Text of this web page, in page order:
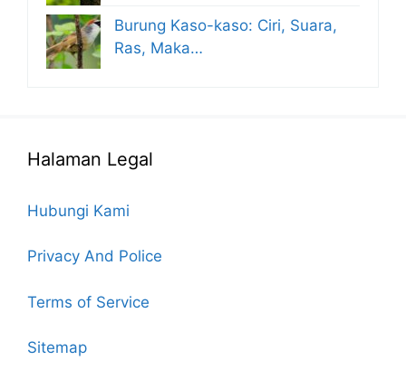
Burung Kaso-kaso: Ciri, Suara,
Ras, Maka…
Halaman Legal
Hubungi Kami
Privacy And Police
Terms of Service
Sitemap